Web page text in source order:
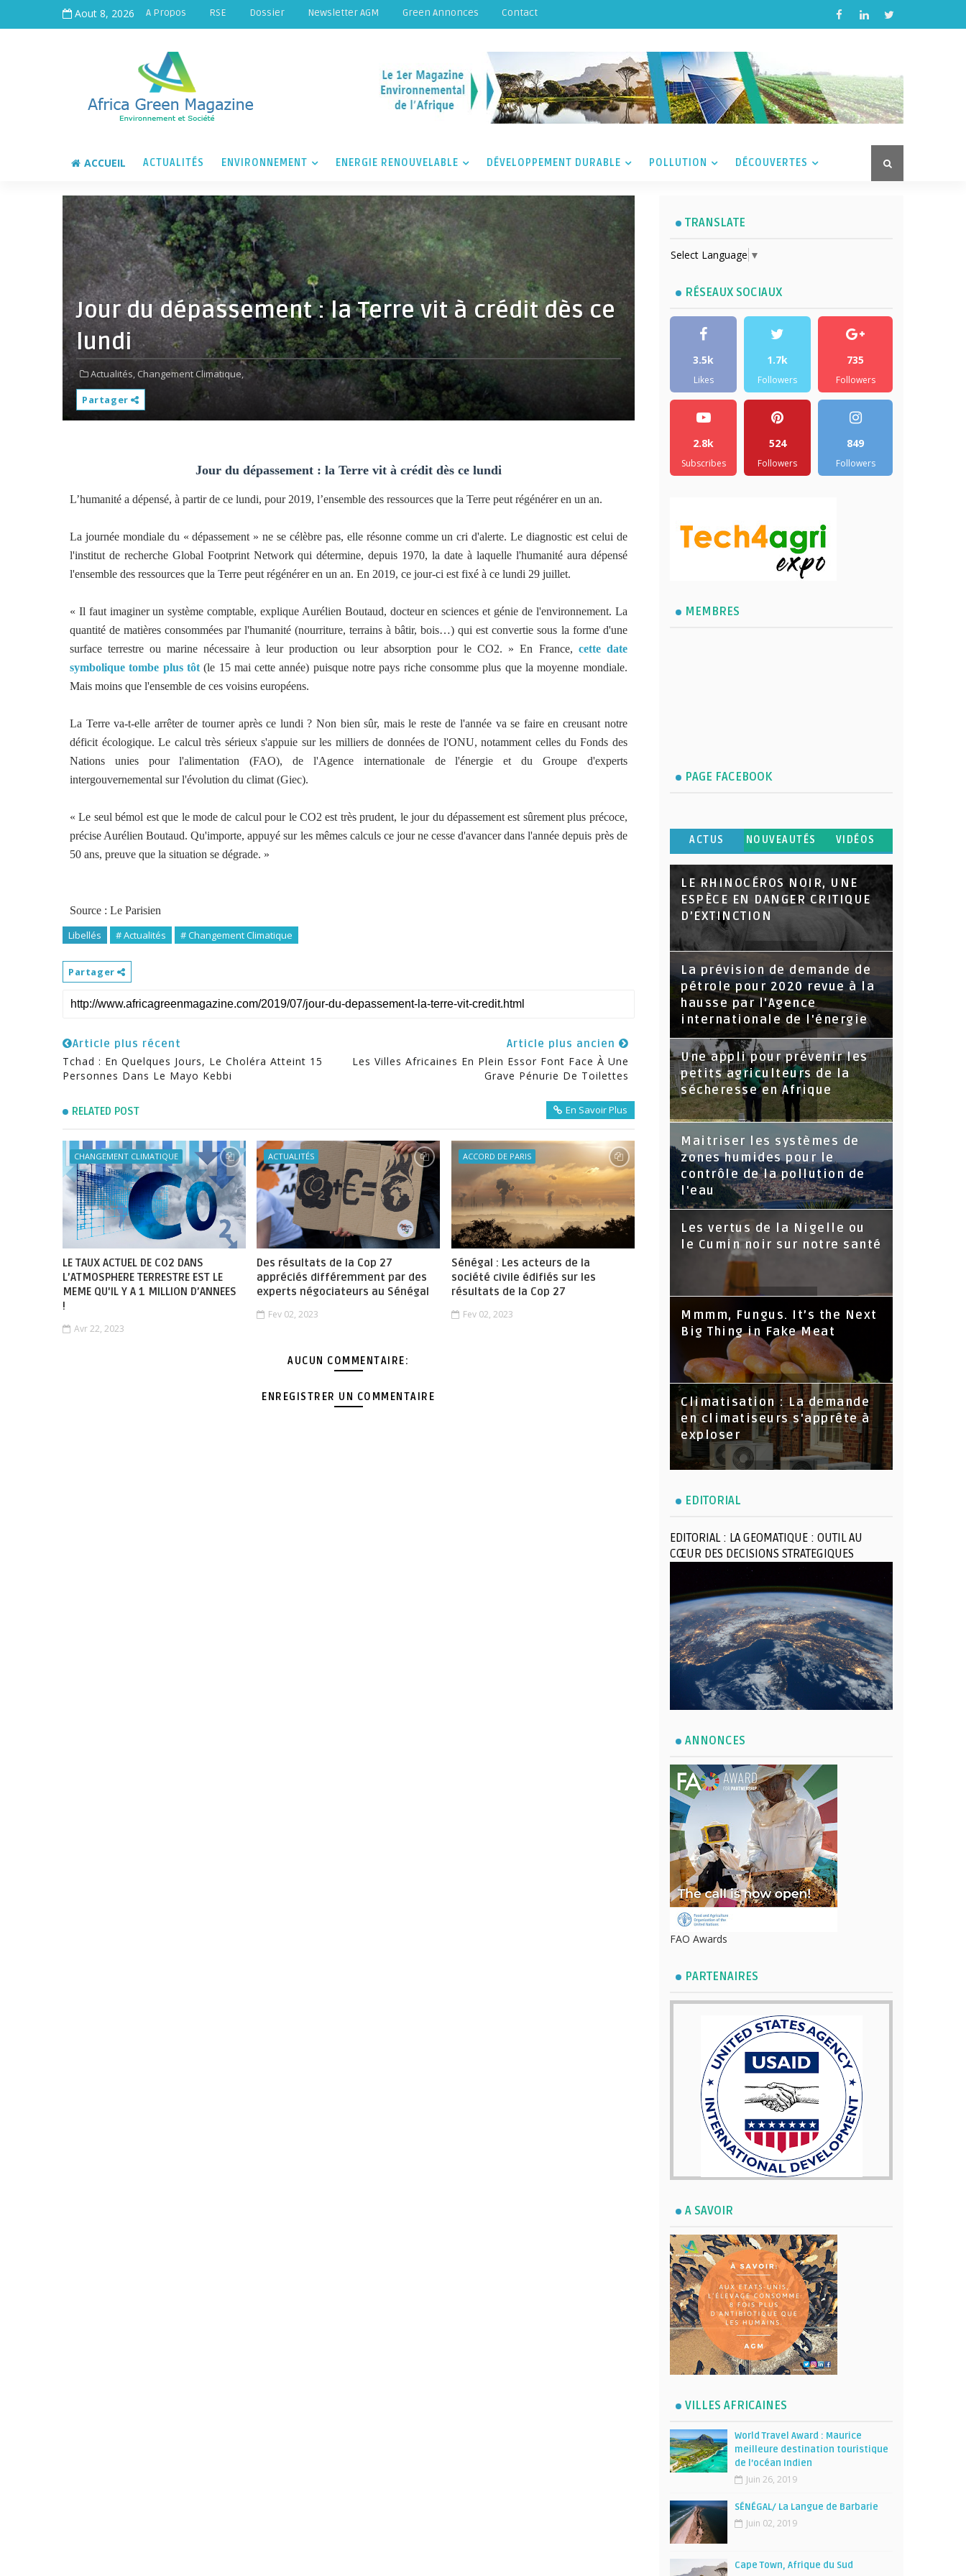
Aout 8, 2026 A Propos RSE Dossier Newsletter AGM Green Annonces Contact
ACCUEIL ACTUALITÉS ENVIRONNEMENT ENERGIE RENOUVELABLE DÉVELOPPEMENT DURABLE POLLUTION DÉCOUVERTES
Jour du dépassement : la Terre vit à crédit dès ce
lundi
Actualités,Changement Climatique,
Partager
Jour du dépassement : la Terre vit à crédit dès ce lundi
L’humanité a dépensé, à partir de ce lundi, pour 2019, l’ensemble des ressources que la Terre peut régénérer en un an.
La journée mondiale du « dépassement » ne se célèbre pas, elle résonne comme un cri d'alerte. Le diagnostic est celui de
l'institut de recherche Global Footprint Network qui détermine, depuis 1970, la date à laquelle l'humanité aura dépensé
l'ensemble des ressources que la Terre peut régénérer en un an. En 2019, ce jour-ci est fixé à ce lundi 29 juillet.
« Il faut imaginer un système comptable, explique Aurélien Boutaud, docteur en sciences et génie de l'environnement. La
quantité de matières consommées par l'humanité (nourriture, terrains à bâtir, bois…) qui est convertie sous la forme d'une
surface terrestre ou marine nécessaire à leur production ou leur absorption pour le CO2. » En France, cette date
symbolique tombe plus tôt(le 15 mai cette année) puisque notre pays riche consomme plus que la moyenne mondiale.
Mais moins que l'ensemble de ces voisins européens.
La Terre va-t-elle arrêter de tourner après ce lundi ? Non bien sûr, mais le reste de l'année va se faire en creusant notre
déficit écologique. Le calcul très sérieux s'appuie sur les milliers de données de l'ONU, notamment celles du Fonds des
Nations unies pour l'alimentation (FAO), de l'Agence internationale de l'énergie et du Groupe d'experts
intergouvernemental sur l'évolution du climat (Giec).
« Le seul bémol est que le mode de calcul pour le CO2 est très prudent, le jour du dépassement est sûrement plus précoce,
précise Aurélien Boutaud. Qu'importe, appuyé sur les mêmes calculs ce jour ne cesse d'avancer dans l'année depuis près de
50 ans, preuve que la situation se dégrade. »
Source : Le Parisien
Libellés # Actualités # Changement Climatique
Partager
Article plus récent
Tchad : En Quelques Jours, Le Choléra Atteint 15
Personnes Dans Le Mayo Kebbi
Article plus ancien
Les Villes Africaines En Plein Essor Font Face À Une
Grave Pénurie De Toilettes
RELATED POST En Savoir Plus
CHANGEMENT CLIMATIQUE
LE TAUX ACTUEL DE CO2 DANS
L’ATMOSPHERE TERRESTRE EST LE
MEME QU'IL Y A 1 MILLION D’ANNEES
!
Avr 22, 2023
ACTUALITÉS
Des résultats de la Cop 27
appréciés différemment par des
experts négociateurs au Sénégal
Fev 02, 2023
ACCORD DE PARIS
Sénégal : Les acteurs de la
société civile édifiés sur les
résultats de la Cop 27
Fev 02, 2023
AUCUN COMMENTAIRE:
ENREGISTRER UN COMMENTAIRE
TRANSLATE
Select Language ▼
RÉSEAUX SOCIAUX
3.5k
Likes
1.7k
Followers
735
Followers
2.8k
Subscribes
524
Followers
849
Followers
MEMBRES
PAGE FACEBOOK
ACTUS NOUVEAUTÉS VIDÉOS
LE RHINOCÉROS NOIR, UNE
ESPÈCE EN DANGER CRITIQUE
D’EXTINCTION
La prévision de demande de
pétrole pour 2020 revue à la
hausse par l'Agence
internationale de l'énergie
Une appli pour prévenir les
petits agriculteurs de la
sécheresse en Afrique
Maitriser les systèmes de
zones humides pour le
contrôle de la pollution de
l'eau
Les vertus de la Nigelle ou
le Cumin noir sur notre santé
Mmmm, Fungus. It’s the Next
Big Thing in Fake Meat
Climatisation : La demande
en climatiseurs s'apprête à
exploser
EDITORIAL
EDITORIAL : LA GEOMATIQUE : OUTIL AU
CŒUR DES DECISIONS STRATEGIQUES
ANNONCES
FAO Awards
PARTENAIRES
A SAVOIR
VILLES AFRICAINES
World Travel Award : Maurice
meilleure destination touristique
de l’océan Indien
Juin 26, 2019
SÉNÉGAL/ La Langue de Barbarie
Juin 02, 2019
Cape Town, Afrique du Sud